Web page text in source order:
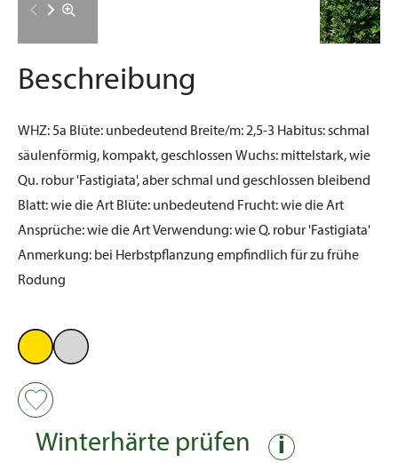
Beschreibung
WHZ:5a Blüte: unbedeutend Breite/m:2,5-3 Habitus:schmal
säulenförmig, kompakt, geschlossen Wuchs: mittelstark, wie
Qu. robur 'Fastigiata', aber schmal und geschlossen bleibend
Blatt:wie die Art Blüte: unbedeutend Frucht:wie die Art
Ansprüche:wie die ArtVerwendung:wie Q. robur 'Fastigiata'
Anmerkung: bei Herbstpflanzung empfindlich für zu frühe
Rodung
Winterhärte prüfen i